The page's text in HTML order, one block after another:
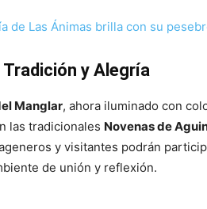
de Las Ánimas brilla con su
Tradición y Alegría
Manglar, ahora iluminado con
las tradicionales Novenas de
y visitantes podrán
de unión y reflexión.